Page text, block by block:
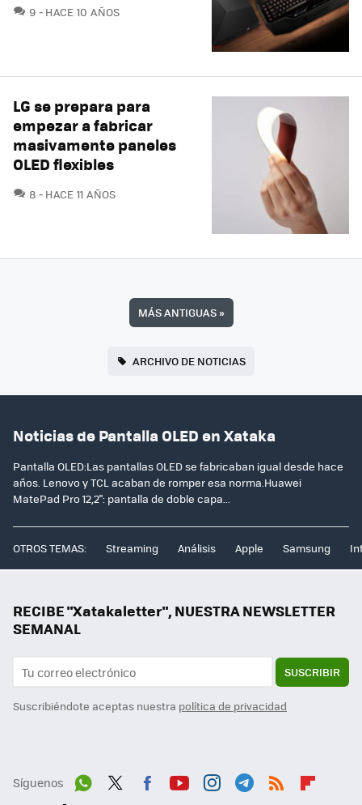
9 COMENTARIOS
HACE 10 AÑOS
LG se prepara para
empezar a fabricar
masivamente paneles
OLED flexibles
8 COMENTARIOS
HACE 11 AÑOS
MÁS ANTIGUAS»
ARCHIVO DE NOTICIAS
Noticias de Pantalla OLED en Xataka
Pantalla OLED:Las pantallas OLED se fabricaban igual desde hace
años. Lenovo y TCL acaban de romper esa norma.Huawei
MatePad Pro 12,2": pantalla de doble capa...
OTROS TEMAS: Streaming Análisis Apple Samsung
RECIBE "Xatakaletter", NUESTRA NEWSLETTER
SEMANAL
SUSCRIBIR
Suscribiéndote aceptas nuestra política de privacidad
Síguenos